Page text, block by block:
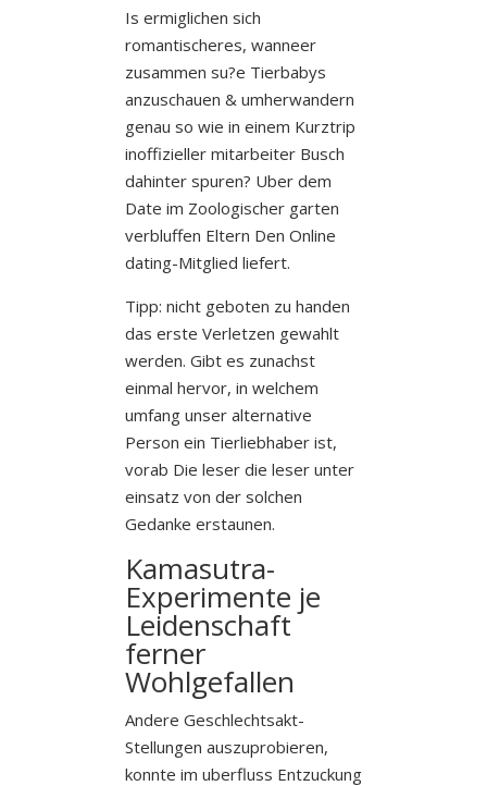
Is ermiglichen sich
romantischeres, wanneer
zusammen su?e Tierbabys
anzuschauen & umherwandern
genau so wie in einem Kurztrip
inoffizieller mitarbeiter Busch
dahinter spuren? Uber dem
Date im Zoologischer garten
verbluffen Eltern Den Online
dating-Mitglied liefert.
Tipp: nicht geboten zu handen
das erste Verletzen gewahlt
werden. Gibt es zunachst
einmal hervor, in welchem
umfang unser alternative
Person ein Tierliebhaber ist,
vorab Die leser die leser unter
einsatz von der solchen
Gedanke erstaunen.
Kamasutra-
Experimente je
Leidenschaft
ferner
Wohlgefallen
Andere Geschlechtsakt-
Stellungen auszuprobieren,
konnte im uberfluss Entzuckung